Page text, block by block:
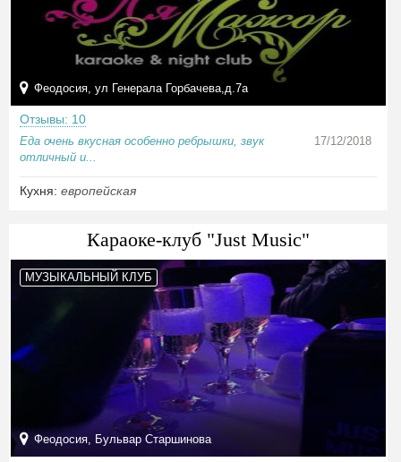
Феодосия, ул Генерала Горбачева,д.7а
Отзывы: 10
Еда очень вкусная особенно ребрышки, звук
отличный и...
17/12/2018
Кухня: европейская
Караоке-клуб "Just Music"
МУЗЫКАЛЬНЫЙ КЛУБ
Феодосия, Бульвар Старшинова